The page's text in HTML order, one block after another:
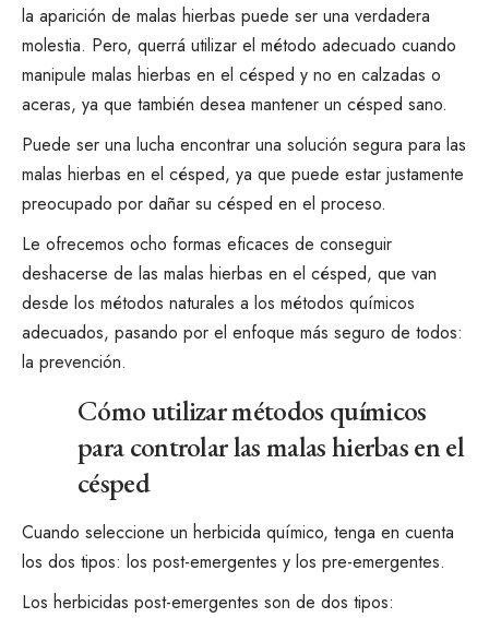
la aparición de malas hierbas puede ser una verdadera
molestia. Pero, querrá utilizar el método adecuado cuando
manipule malas hierbas en el césped y no en calzadas o
aceras, ya que también desea mantener un césped sano.
Puede ser una lucha encontrar una solución segura para las
malas hierbas en el césped, ya que puede estar justamente
preocupado por dañar su césped en el proceso.
Le ofrecemos ocho formas eficaces de conseguir
deshacerse de las malas hierbas en el césped, que van
desde los métodos naturales a los métodos químicos
adecuados, pasando por el enfoque más seguro de todos:
la prevención.
Cómo utilizar métodos químicos
para controlar las malas hierbas en el
césped
Cuando seleccione un herbicida químico, tenga en cuenta
los dos tipos: los post-emergentes y los pre-emergentes.
Los herbicidas post-emergentes son de dos tipos: